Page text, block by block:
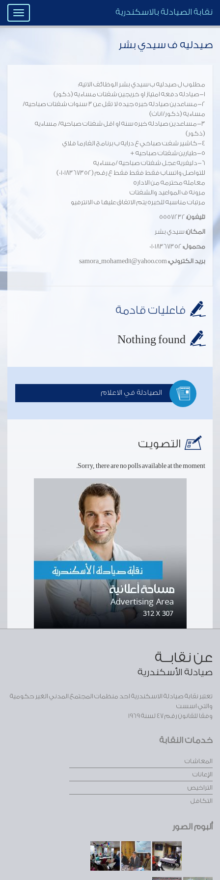
Toggle
نقابة الصيادلة بالاسكندرية
صيدليه ف سيدي بشر
مطلوب ل صيدليه ب سيدي بشر الوظائف الاتيه:
1-صيادله دفعه امتياز او خريجين شفتات مساءيه (ذكور)
2-مساعدين صيادله خبره جيده لا تقل عن 3 سنوات شفتات صباحيه/
مساءيه (ذكور/اناث)
3-مساعدين صيادله خبره سنه او اقل شفتات صباحيه/ مساءيه
(ذكور)
4-كاشير شفت صباخي ع درايه ب برنامج الفارما فلاي
5-طيارين شفتات صباحيه +
6-دليفريه عجل شفتات صباحيه /مساءيه
للتواصل واتساب فقط فقط فقط ع رقم (01018367352)
معامله محترمه من الاداره
مرونه ف المواعيد والشفتات
مرتبات مناسبه للخبره يتم الاتفاق عليها ف الانترفيو
تليفون:
المكان: سيدي بشر
محمول:
بريد الكتروني:
فاعليات قادمة
Nothing found
الصيادلة في الاعلام
التصويت
Sorry, there are no polls available at the moment.
عن نقابــة
صيادلة الأسكندرية
تعتبر نقابة صيادلة الاسكندرية احد منظمات المجتمع المدني الغير حكومية
والتي اسست
وفقا للقانون رقم 47 لسنة 1969
خدمات النقابة
المعاشات
الإعانات
التراخيص
التكافل
ألبوم الصور